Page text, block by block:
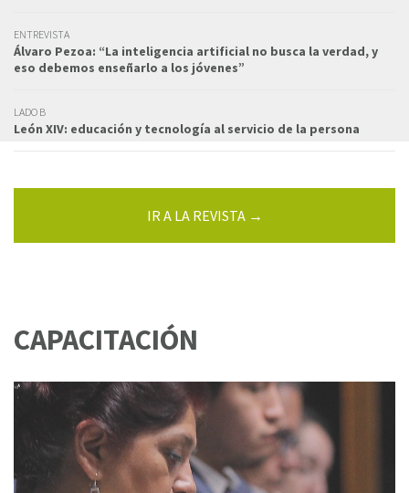
ENTREVISTA
Álvaro Pezoa: “La inteligencia artificial no busca la verdad, y
eso debemos enseñarlo a los jóvenes”
LADO B
León XIV: educación y tecnología al servicio de la persona
IR A LA REVISTA →
CAPACITACIÓN